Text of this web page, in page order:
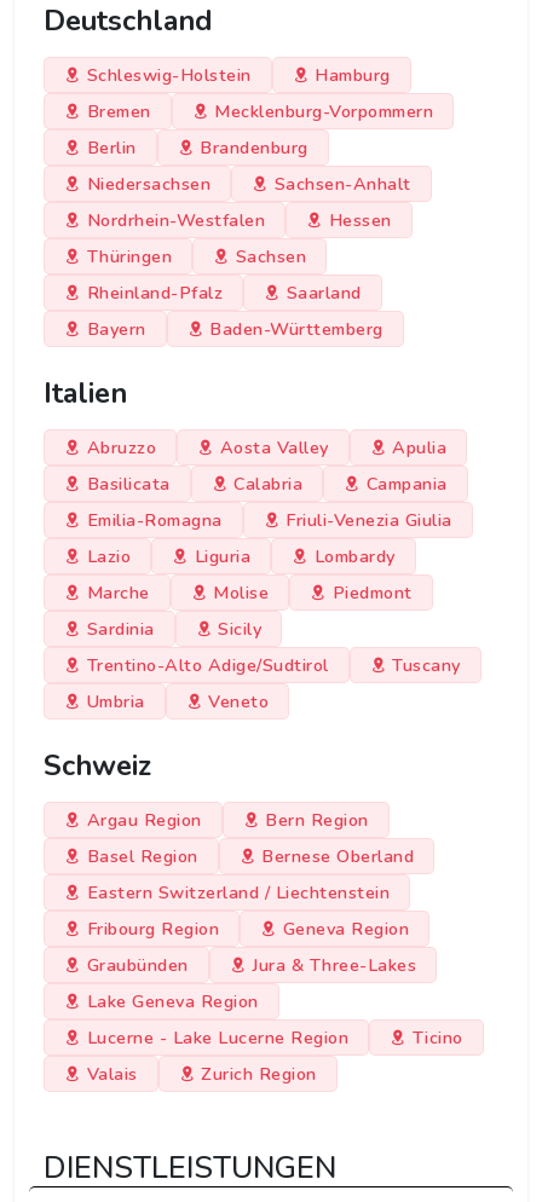
Deutschland
Schleswig-Holstein
Hamburg
Bremen
Mecklenburg-Vorpommern
Berlin
Brandenburg
Niedersachsen
Sachsen-Anhalt
Nordrhein-Westfalen
Hessen
Thüringen
Sachsen
Rheinland-Pfalz
Saarland
Bayern
Baden-Württemberg
Italien
Abruzzo Aosta Valley
Apulia
Basilicata
Calabria
Campania
Emilia-Romagna
Friuli-Venezia Giulia
Lazio
Liguria
Lombardy
Marche
Molise
Piedmont
Sardinia
Sicily
Trentino-Alto Adige/Sudtirol
Tuscany
Umbria
Veneto
Schweiz
Argau Region
Bern Region
Basel Region
Bernese Oberland
Eastern Switzerland / Liechtenstein
Fribourg Region
Geneva Region
Graubünden
Jura & Three-Lakes
Lake Geneva Region
Lucerne - Lake Lucerne Region
Ticino
Valais
Zurich Region
DIENSTLEISTUNGEN